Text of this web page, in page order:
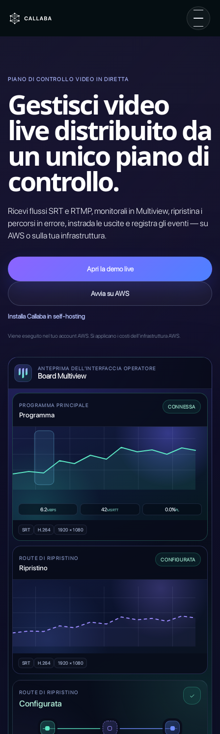
PIANO DI CONTROLLO VIDEO IN DIRETTA
Gestisci video
live distribuito da
un unico piano di
controllo.
Ricevi flussi SRT e RTMP, monitorali in Multiview, ripristina i
percorsi in errore, instrada le uscite e registra gli eventi — su
AWS o sulla tua infrastruttura.
Apri la demo live
Avvia su AWS
Installa Callaba in self-hosting
Viene eseguito nel tuo account AWS. Si applicano i costi dell’infrastruttura AWS.
ANTEPRIMA DELL’INTERFACCIA OPERATORE
Board Multiview
PROGRAMMA PRINCIPALE
Programma
CONNESSA
6.2MBPS 42MS RTT 0.0%PL
SRT H.264 1920 × 1080
ROUTE DI RIPRISTINO
Ripristino
CONFIGURATA
SRT H.264 1920 × 1080
ROUTE DI RIPRISTINO
Configurata
✓